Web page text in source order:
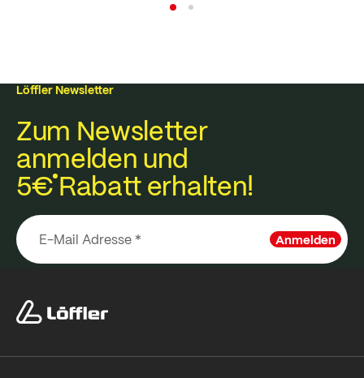
Löffler Newsletter
Zum Newsletter
anmelden und
5€Rabatt erhalten!
Anmelden